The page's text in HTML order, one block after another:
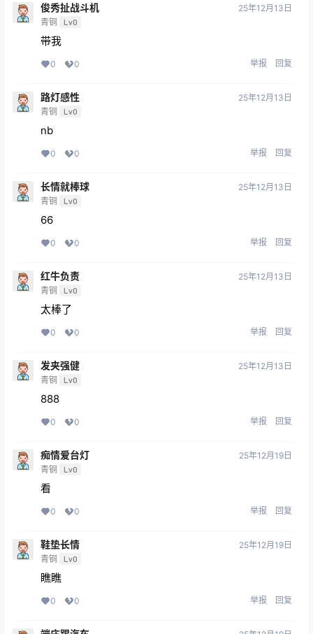
俊秀扯战斗机
青铜 Lv0
25年12月13日
带我
0 0 举报 回复
路灯感性
青铜 Lv0
25年12月13日
nb
0 0 举报 回复
长情就棒球
青铜 Lv0
25年12月13日
66
0 0 举报 回复
红牛负责
青铜 Lv0
25年12月13日
太棒了
0 0 举报 回复
发夹强健
青铜 Lv0
25年12月13日
888
0 0 举报 回复
痴情爱台灯
青铜 Lv0
25年12月19日
看
0 0 举报 回复
鞋垫长情
青铜 Lv0
25年12月19日
瞧瞧
0 0 举报 回复